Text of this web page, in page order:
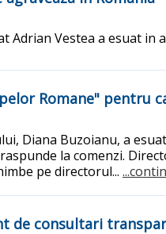
Adrian Vestea a esuat in
Romane" pentru
Diana Buzoianu, a
la comenzi.
pe directorul...
de consultari